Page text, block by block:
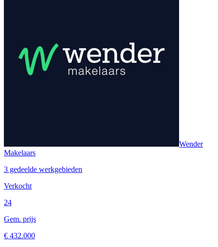
Wender
Makelaars
3 gedeelde werkgebieden
Verkocht
24
Gem. prijs
€ 432.000